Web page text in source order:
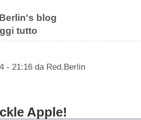
blog
tutto
- 21:16 da Red.Berlin
Apple!